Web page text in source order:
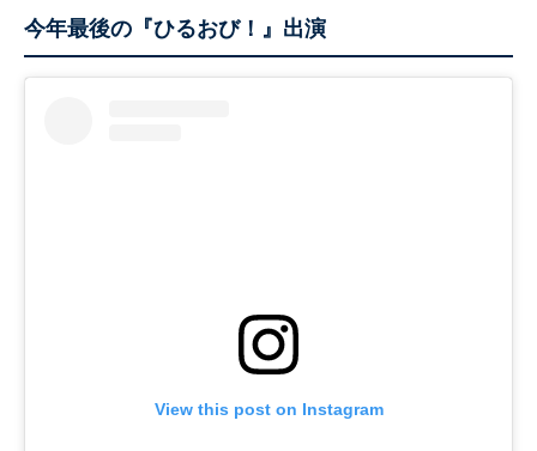
今年最後の『ひるおび！』出演
View this post on Instagram